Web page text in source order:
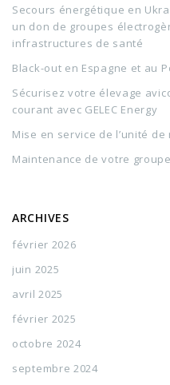
Secours énergétique en
un don de groupes
infrastructures de santé
Black-out en Espagne et au
Sécurisez votre élevage
courant avec GELEC Energy
Mise en service de l’unité
Maintenance de votre
ARCHIVES
février 2026
juin 2025
avril 2025
février 2025
octobre 2024
septembre 2024